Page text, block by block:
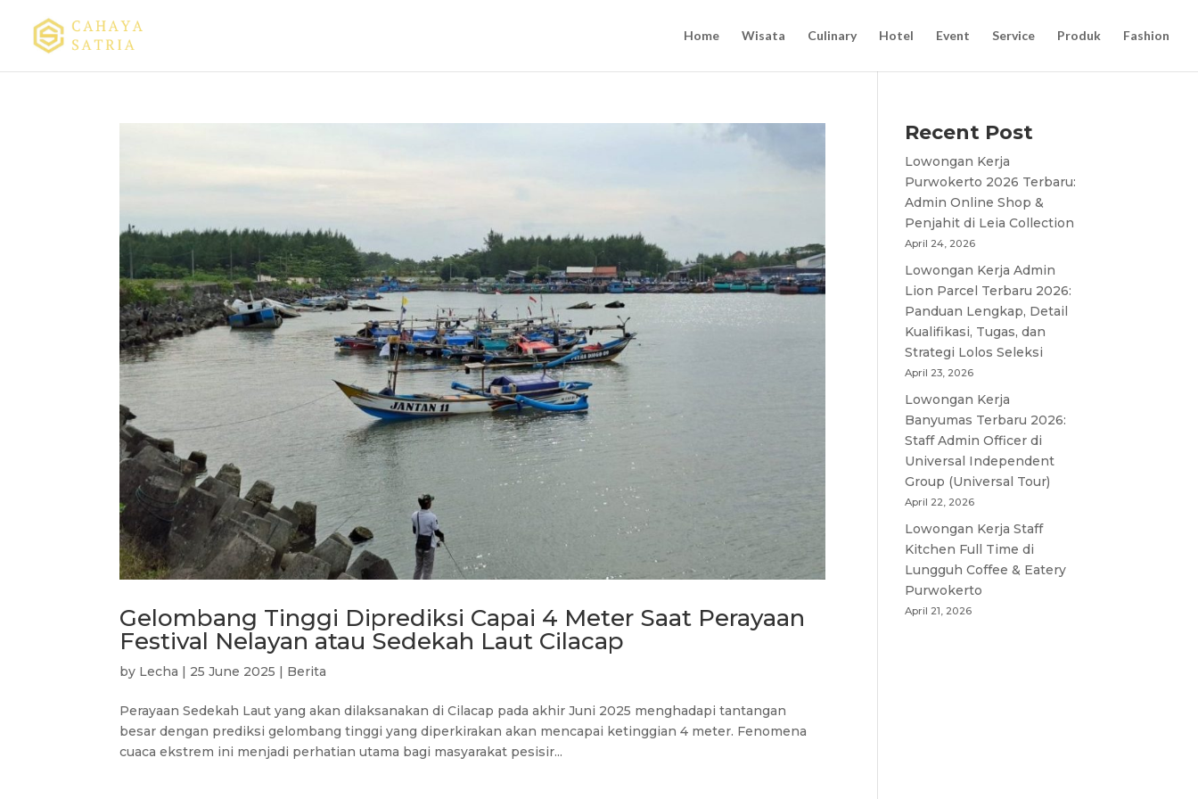
Home Wisata Culinary Hotel Event Service Produk Fashion
Gelombang Tinggi Diprediksi Capai 4 Meter Saat Perayaan
Festival Nelayan atau Sedekah Laut Cilacap
by Lecha | 25 June 2025 | Berita
Perayaan Sedekah Laut yang akan dilaksanakan di Cilacap pada akhir Juni 2025 menghadapi tantangan
besar dengan prediksi gelombang tinggi yang diperkirakan akan mencapai ketinggian 4 meter. Fenomena
cuaca ekstrem ini menjadi perhatian utama bagi masyarakat pesisir...
Recent Post
Lowongan Kerja
Purwokerto 2026 Terbaru:
Admin Online Shop &
Penjahit di Leia Collection
April 24, 2026
Lowongan Kerja Admin
Lion Parcel Terbaru 2026:
Panduan Lengkap, Detail
Kualifikasi, Tugas, dan
Strategi Lolos Seleksi
April 23, 2026
Lowongan Kerja
Banyumas Terbaru 2026:
Staff Admin Officer di
Universal Independent
Group (Universal Tour)
April 22, 2026
Lowongan Kerja Staff
Kitchen Full Time di
Lungguh Coffee & Eatery
Purwokerto
April 21, 2026